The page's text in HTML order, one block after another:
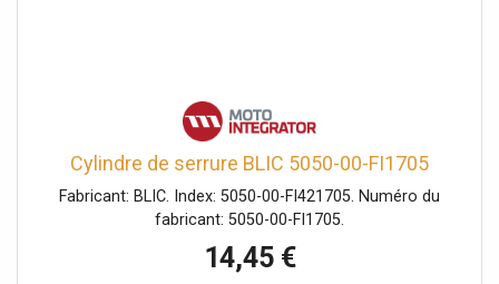
Cylindre de serrure BLIC 5050-00-FI1705
Fabricant: BLIC. Index: 5050-00-FI421705. Numéro du
fabricant: 5050-00-FI1705.
14,45 €